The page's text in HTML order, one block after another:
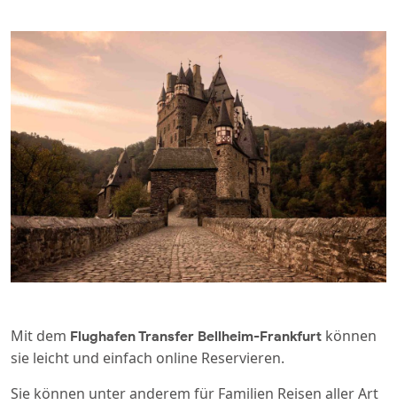
Mit dem Flughafen Transfer Bellheim-Frankfurt können
sie leicht und einfach online Reservieren.
Sie können unter anderem für Familien Reisen aller Art